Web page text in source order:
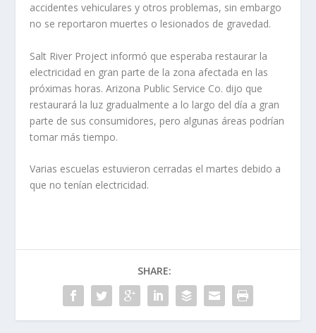
accidentes vehiculares y otros problemas, sin embargo
no se reportaron muertes o lesionados de gravedad.
Salt River Project informó que esperaba restaurar la
electricidad en gran parte de la zona afectada en las
próximas horas. Arizona Public Service Co. dijo que
restaurará la luz gradualmente a lo largo del día a gran
parte de sus consumidores, pero algunas áreas podrían
tomar más tiempo.
Varias escuelas estuvieron cerradas el martes debido a
que no tenían electricidad.
SHARE: